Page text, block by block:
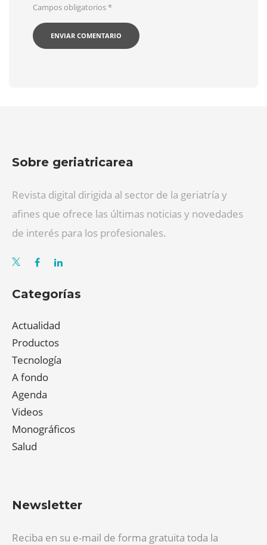
Campos obligatorios*
Sobre geriatricarea
Revista digital dirigida al sector de la geriatría y
afines que ofrece las últimas noticias y novedades
de interés para los profesionales.
Categorías
Actualidad
Productos
Tecnología
A fondo
Agenda
Videos
Monográficos
Salud
Newsletter
Reciba en su e-mail de forma gratuita toda la